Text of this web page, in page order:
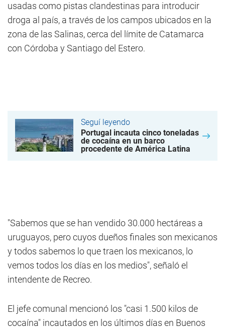
usadas como pistas clandestinas para introducir
droga al país, a través de los campos ubicados en la
zona de las Salinas, cerca del límite de Catamarca
con Córdoba y Santiago del Estero.
Seguí leyendo
Portugal incauta cinco toneladas
de cocaína en un barco
procedente de América Latina
"Sabemos que se han vendido 30.000 hectáreas a
uruguayos, pero cuyos dueños finales son mexicanos
y todos sabemos lo que traen los mexicanos, lo
vemos todos los días en los medios", señaló el
intendente de Recreo.
El jefe comunal mencionó los "casi 1.500 kilos de
cocaína" incautados en los últimos días en Buenos